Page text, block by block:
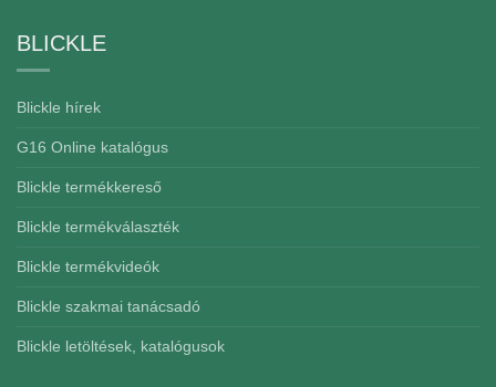
BLICKLE
Blickle hírek
G16 Online katalógus
Blickle termékkereső
Blickle termékválaszték
Blickle termékvideók
Blickle szakmai tanácsadó
Blickle letöltések, katalógusok